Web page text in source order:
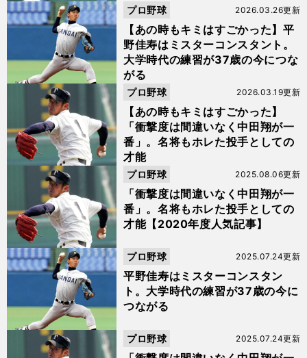
【あの時もキミはすごかった】平
野佳寿はミスターコンスタント。
大学時代の練習が37歳の今につな
がる
2026.03.26更新
プロ野球
【あの時もキミはすごかった】
「衝撃度は間違いなく中田翔が一
番」。名将もホレた投手としての
才能
2026.03.19更新
プロ野球
「衝撃度は間違いなく中田翔が一
番」。名将もホレた投手としての
才能【2020年度人気記事】
2025.08.06更新
プロ野球
平野佳寿はミスターコンスタン
ト。大学時代の練習が37歳の今に
つながる
2025.07.24更新
プロ野球
2025.07.24更新
プロ野球